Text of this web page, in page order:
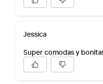
Jessica
Super comodas y